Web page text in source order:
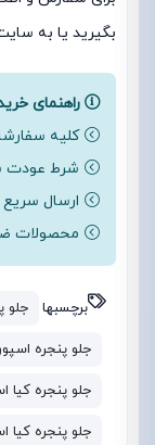
بگیرید یا به
راهنمای
کلیه سفارشات تا 24 ساعت
شرط عودت
ارسال
محصولات
برچسبها جلو
جلو پنجره اسپورتیج
جلو پنجره کیا
جلو پنجره کیا